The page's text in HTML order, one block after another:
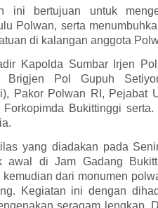
ini bertujuan untuk
Polwan, serta
di kalangan anggota
Kapolda Sumbar Irjen
Brigjen Pol Gupuh
Pakor Polwan RI, ⁠Pejabat
Forkopimda Bukittinggi
yang diadakan pada
awal di Jam Gadang
kemudian dari monumen
Kegiatan ini dengan
seragam lengkap.